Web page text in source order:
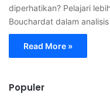
diperhatikan? Pelajari
Bouchardat dalam
Read More »
Populer